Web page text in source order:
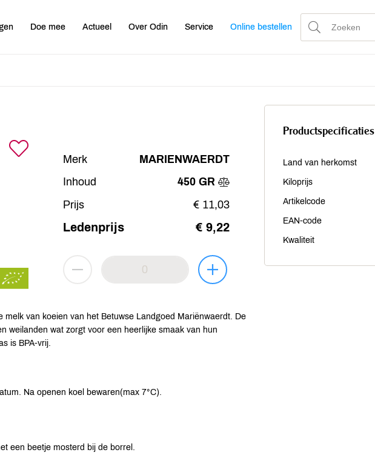
Doe mee Actueel Over Odin Service Online bestellen
Merk
MARIENWAERDT
Inhoud
450 GR
Prijs
€ 11,03
Ledenprijs € 9,22
van koeien van het Betuwse Landgoed Mariënwaerdt. De
weilanden wat zorgt voor een heerlijke smaak van hun
is BPA-vrij.
Na openen koel bewaren(max 7°C).
een beetje mosterd bij de borrel.
Productspecificaties
Land van herkomst
Kiloprijs
Artikelcode
EAN-code
Kwaliteit